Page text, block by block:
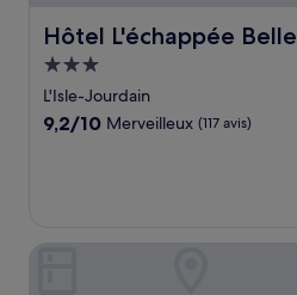
Hôtel L'échappée Belle
Hôtel L'échappée Belle
Hébergement
3.0 étoiles
L'Isle-Jourdain
9.2
9,2/10 Merveilleux (117 avis)